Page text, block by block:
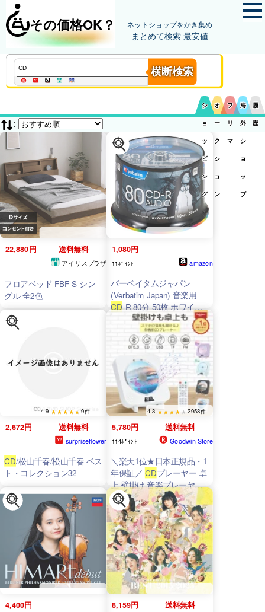
その価格OK？ ネットショップをかき集め
まとめて検索 最安値
横断検索
シ
ョ
ッ
ピ
ン
グ
オ
ー
ク
シ
ョ
ン
フ
リ
マ
海
外
シ
ョ
ッ
プ
履
歴
:
22,880円 送料無料
アイリスプラザ
フロアベッド FBF-S シン
グル 全2色
1,080円
11ﾎﾟｲﾝﾄ amazon
バーベイタムジャパン
(Verbatim Japan) 音楽用
CD-R 80分 50枚 ホワイト
プリンタブル 48倍速
MUR80FP50SV2
2,672円 送料無料
surpriseflower
4.9 9件
CD/松山千春/松山千春 ベス
ト・コレクション32
5,780円 送料無料
114ﾎﾟｲﾝﾄ Goodwin Store
4.3 2958件
＼楽天1位★日本正規品・1
年保証／ CDプレーヤー 卓
上 壁掛け 音楽プレーヤー
Bluetooth5.3 ワイヤレスイ
ヤホン&スマホ対応 ステレ
オスピーカー 小型 ポータ
ブル CDプレイヤー
Bluetooth ラジオ TFカード
USB対応 リピート再生 高
音質 リモコン&スタンド付
き プレゼント 人気
4,400円 8,159円 送料無料